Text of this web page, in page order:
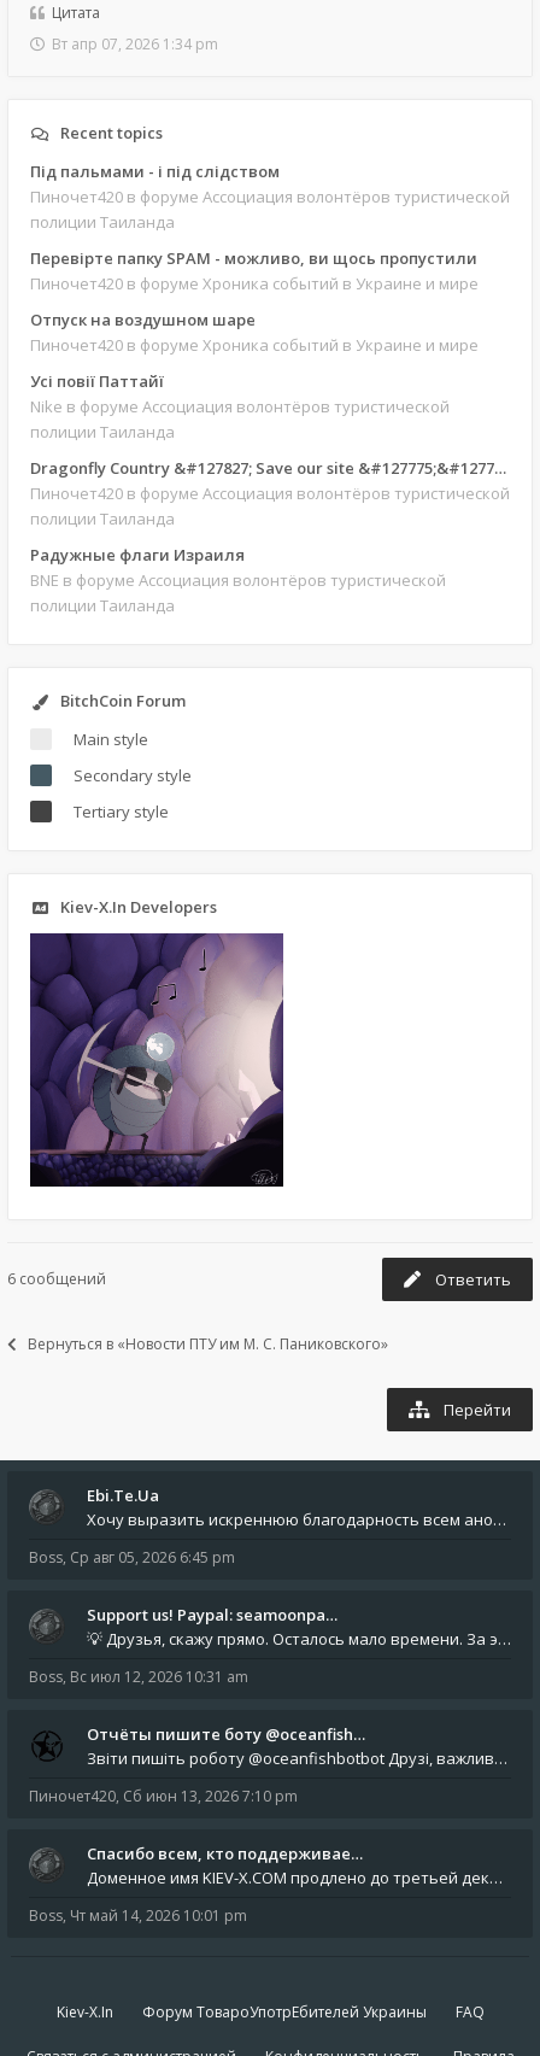
Цитата
Вт апр 07, 2026 1:34 pm
Recent topics
Під пальмами - і під слідством
Пиночет420 в форуме Ассоциация волонтёров туристической
полиции Таиланда
Перевірте папку SPAM - можливо, ви щось пропустили
Пиночет420 в форуме Хроника событий в Украине и мире
Отпуск на воздушном шаре
Пиночет420 в форуме Хроника событий в Украине и мире
Усі повії Паттайї
Nike в форуме Ассоциация волонтёров туристической
полиции Таиланда
Dragonfly Country &#127827; Save our site &#127775;&#127769;
Пиночет420 в форуме Ассоциация волонтёров туристической
полиции Таиланда
Радужные флаги Израиля
BNE в форуме Ассоциация волонтёров туристической
полиции Таиланда
BitchCoin Forum
Main style
Secondary style
Tertiary style
Kiev-X.In Developers
6 сообщений Ответить
Вернуться в «Новости ПТУ им М. С. Паниковского»
Перейти
Ebi.Te.Ua
Хочу выразить искреннюю благодарность всем анонимным пользователям, которые поддержали наше сообщество финансово. Благод
Boss, Ср авг 05, 2026 6:45 pm
Support us! Paypal: seamoonpa…
💡 Друзья, скажу прямо. Осталось мало времени. За это время нам нужно закрыть последние обязательные расходы: около 500
Boss, Вс июл 12, 2026 10:31 am
Отчёты пишите боту @oceanfish…
Звіти пишіть роботу @oceanfishbotbot Друзі, важливе повідомлення для учасників форума. Основне звернення опублікован
Пиночет420, Сб июн 13, 2026 7:10 pm
Спасибо всем, кто поддерживае…
Доменное имя KIEV-X.COM продлено до третьей декады августа 2027 года! Спасибо всем анонимным пользователям, которые по
Boss, Чт май 14, 2026 10:01 pm
Kiev-X.In Форум ТовароУпотрЕбителей Украины FAQ